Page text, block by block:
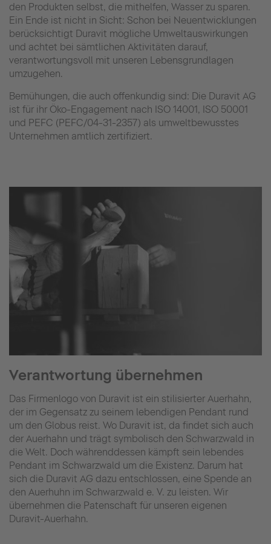
den Produkten selbst, die mithelfen, Wasser zu sparen.
Ein Ende ist nicht in Sicht: Schon bei Neuentwicklungen
berücksichtigt Duravit mögliche Umweltauswirkungen
und achtet bei sämtlichen Aktivitäten darauf,
verantwortungsvoll mit unseren Lebensgrundlagen
umzugehen.
Bemühungen, die auch offenkundig sind: Die Duravit AG
ist für ihr Öko-Engagement nach ISO 14001, ISO 50001
und PEFC (PEFC/04-31-2357) als umweltbewusstes
Unternehmen amtlich zertifiziert.
Verantwortung übernehmen
Das Firmenlogo von Duravit ist ein stilisierter Auerhahn,
der im Gegensatz zu seinem lebendigen Pendant rund
um den Globus reist. Wo Duravit ist, da findet sich auch
der Auerhahn und trägt symbolisch den Schwarzwald in
die Welt. Doch währenddessen kämpft sein lebendes
Pendant im Schwarzwald um die Existenz. Darum hat
sich die Duravit AG dazu entschlossen, eine Spende an
den Auerhuhn im Schwarzwald e. V. zu leisten. Wir
übernehmen die Patenschaft für unseren eigenen
Duravit-Auerhahn.